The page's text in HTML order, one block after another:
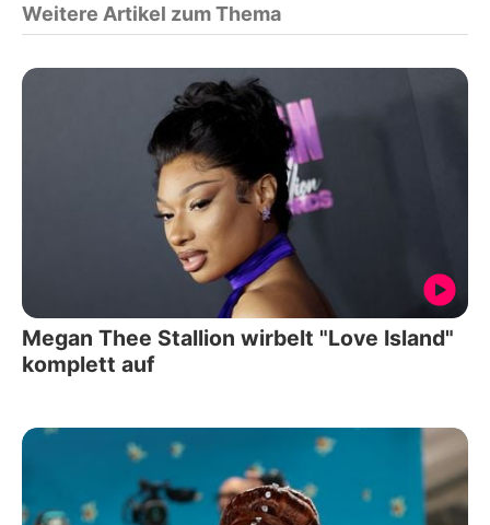
Weitere Artikel zum Thema
Megan Thee Stallion wirbelt "Love Island"
komplett auf